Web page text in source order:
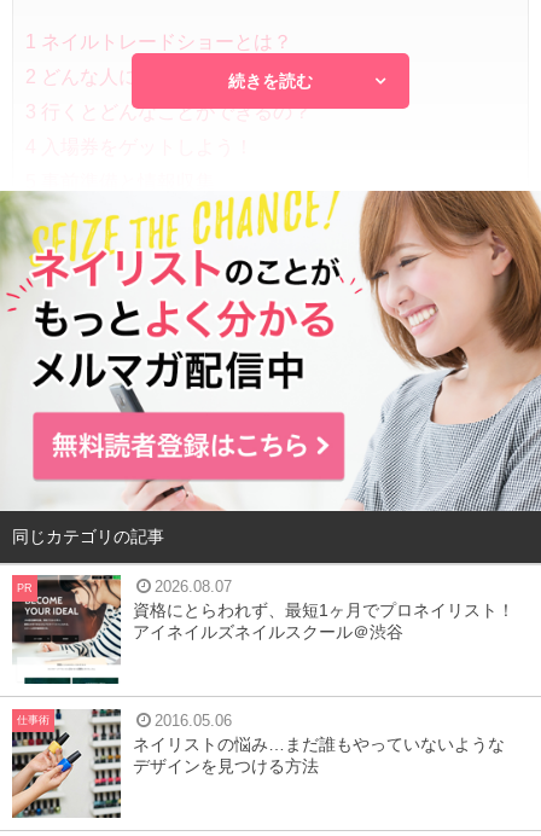
1 ネイルトレードショーとは？
2 どんな人におすすめ？
3 行くとどんなことができるの？
注意したい会場時間！
7当日の持ちモノや服装
8 注意点
9さいごに
ネイルトレードショーとは？
続きを読む
同じカテゴリの記事
PR 2026.08.07
資格にとらわれず、最短1ヶ月でプロネイリスト！
アイネイルズネイルスクール＠渋谷
仕事術 2016.05.06
ネイリストの悩み…まだ誰もやっていないような
デザインを見つける方法